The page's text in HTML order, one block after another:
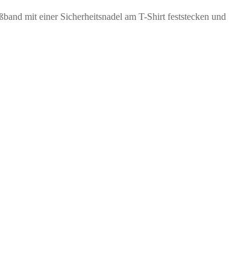
mit einer Sicherheitsnadel am T-Shirt feststecken und